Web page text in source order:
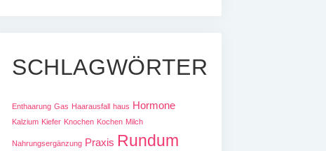
SCHLAGWÖRTER
Enthaarung Gas Haarausfall haus Hormone
Kalzium Kiefer Knochen Kochen Milch
Nahrungsergänzung Praxis Rundum